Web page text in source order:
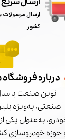
ارسال
ارسال مرسولات
کشور
درباره فروشگاه
نوین صنعت با
صنعتی، به‌ویژه
به‌عنوان یکی
حوزه خودروسازی